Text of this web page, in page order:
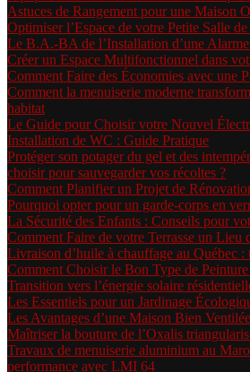
Astuces de Rangement pour une Maison
Optimiser l’Espace de votre Petite Salle
Le B.A.-BA de l’Installation d’une
Créer un Espace Multifonctionnel dans
Comment Faire des Économies avec une
Comment la menuiserie moderne
habitat
Le Guide pour Choisir votre Nouvel
Installation de WC : Guide Pratique
Protéger son potager du gel et des
choisir pour sauvegarder vos récoltes ?
Comment Planifier un Projet de
Pourquoi opter pour un garde-corps en
La Sécurité des Enfants : Conseils pour
Comment Faire de votre Terrasse un Lieu
Livraison d’huile à chauffage au Québec :
Comment Choisir le Bon Type de
Transition vers l’énergie solaire
Les Essentiels pour un Jardinage
Les Avantages d’une Maison Bien Ventilée
Maîtriser la bouture de l’Oxalis triangularis
Travaux de menuiserie aluminium au
performance avec LMI 64